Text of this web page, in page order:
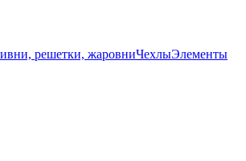
решетки, жаровниЧехлыЭлементы